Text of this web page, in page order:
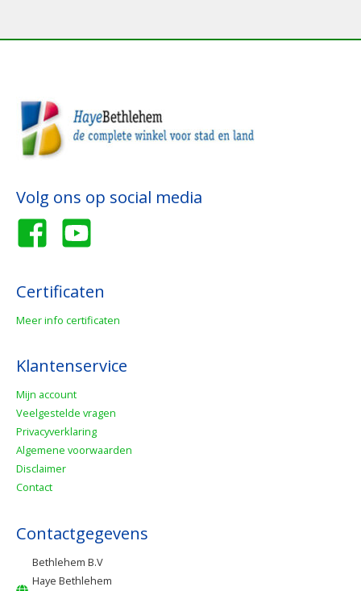
Volg ons op social media
Certificaten
Meer info certificaten
Klantenservice
Mijn account
Veelgestelde vragen
Privacyverklaring
Algemene voorwaarden
Disclaimer
Contact
Contactgegevens
Bethlehem B.V
Haye Bethlehem